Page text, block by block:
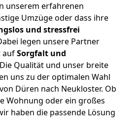
unserem erfahrenen
Umzüge oder dass ihre
und stressfrei
legen unsere Partner
aufSorgfalt und
Die Qualität und unser breite
uns zu der optimalen Wahl
Düren nach Neukloster. Ob
Wohnung oder ein großes
haben die passende Lösung